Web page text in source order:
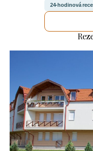
24-hodinová